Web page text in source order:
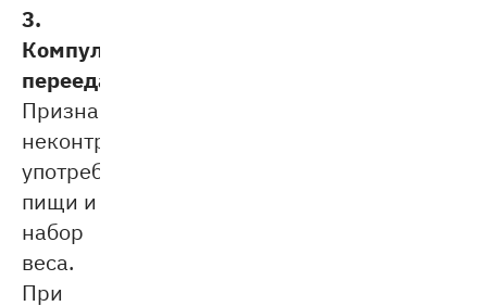
3.
Компульсивное
переедание.
Признаки:
неконтролируемое
употребление
пищи и
набор
веса.
При